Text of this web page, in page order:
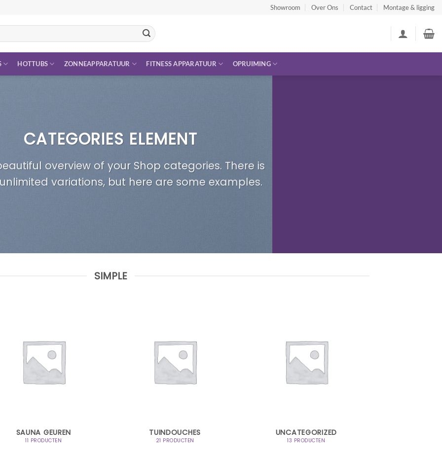
Showroom Over Ons Contact Montage & ligging
HOTTUBS ZONNEAPPARATUUR FITNESS APPARATUUR OPRUIMING
CATEGORIES ELEMENT
overview of your Shop categories. There is
variations, but here are some examples.
SIMPLE
SAUNA GEUREN
11 PRODUCTEN
TUINDOUCHES
21 PRODUCTEN
UNCATEGORIZED
13 PRODUCTEN